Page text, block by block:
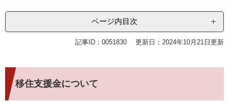
ページ内目次
記事ID：0051830 更新日：2024年10月21日更新
移住支援金について